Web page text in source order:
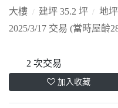
大樓 建坪 35.2 坪 地
2025/3/17 交易 (當時屋齡
2 次交易
加入收藏